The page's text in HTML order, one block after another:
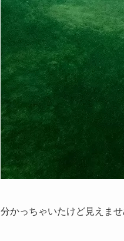
分かっちゃいたけど見えま